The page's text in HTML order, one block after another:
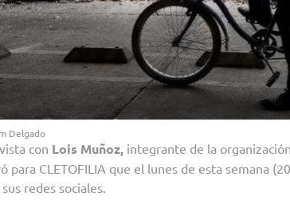
Delgado
con Lois Muñoz, integrante de la
para CLETOFILIA que el lunes de esta semana
redes sociales.